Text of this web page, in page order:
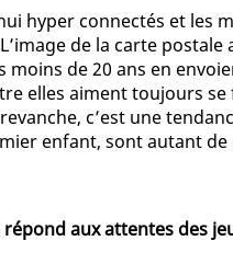
hyper connectés et les
de la carte postale
moins de 20 ans en
elles aiment toujours se
c’est une
enfant, sont autant
aux attentes des